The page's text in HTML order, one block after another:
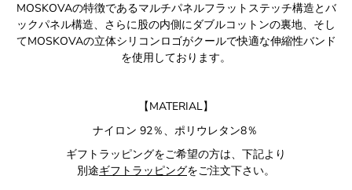
MOSKOVAの特徴であるマルチパネルフラットステッチ構造とバ
ックパネル構造、さらに股の内側にダブルコットンの裏地、そし
てMOSKOVAの立体シリコンロゴがクールで快適な伸縮性バンド
を使用しております。
【MATERIAL】
ナイロン 92％、ポリウレタン8％
ギフトラッピングをご希望の方は、下記より
別途ギフトラッピングをご注文下さい。